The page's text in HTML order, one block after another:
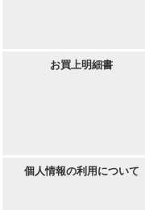
お買上明細書
個人情報の利用について